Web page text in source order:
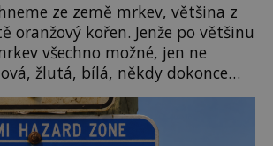
ze země mrkev, většina z
oranžový kořen. Jenže po většinu
všechno možné, jen ne
žlutá, bílá, někdy dokonce
díky stovkám let pečlivého
zelenina, bez které si českou
představit. Její příběh je